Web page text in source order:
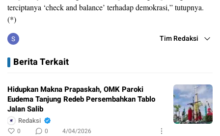
terciptanya ‘check and balance’ terhadap demokrasi,” tutupnya.
(*)
Tim Redaksi
Berita Terkait
Hidupkan Makna Prapaskah, OMK Paroki
Eudema Tanjung Redeb Persembahkan Tablo
Jalan Salib
Redaksi
0 0 4/04/2026